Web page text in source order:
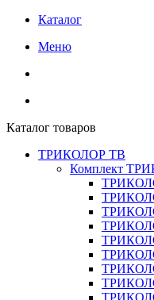
Каталог
Меню
Каталог товаров
ТРИКОЛОР ТВ
Комплект